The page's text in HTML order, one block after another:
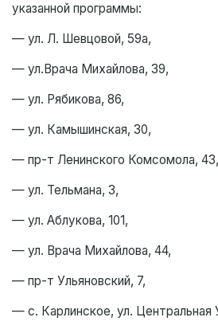
указанной программы:
— ул. Л. Шевцовой, 59а,
— ул.Врача Михайлова, 39,
— ул. Рябикова, 86,
— ул. Камышинская, 30,
— пр-т Ленинского Комсомола, 43,
— ул. Тельмана, 3,
— ул. Аблукова, 101,
— ул. Врача Михайлова, 44,
— пр-т Ульяновский, 7,
— с. Карлинское, ул. Центральная